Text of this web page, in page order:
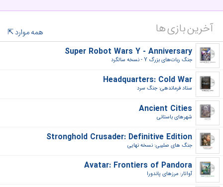
آخرین بازی ها
همه موارد
Super Robot Wars Y - Anniversary
جنگ ربات‌های بزرگ Y - نسخه سالگرد‎
Headquarters: Cold War
ستاد فرماندهی: جنگ سرد‎
Ancient Cities
شهرهای باستانی‎
Stronghold Crusader: Definitive Edition
جنگ های صلیبی: نسخه نهایی‎
Avatar: Frontiers of Pandora
آواتار: مرزهای پاندورا‎